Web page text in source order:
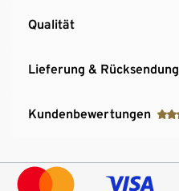
Qualität
Lieferung & Rücksendung
Kundenbewertungen